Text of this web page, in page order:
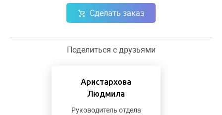
Сделать заказ
Поделиться с друзьями
Аристархова
Людмила
Руководитель отдела